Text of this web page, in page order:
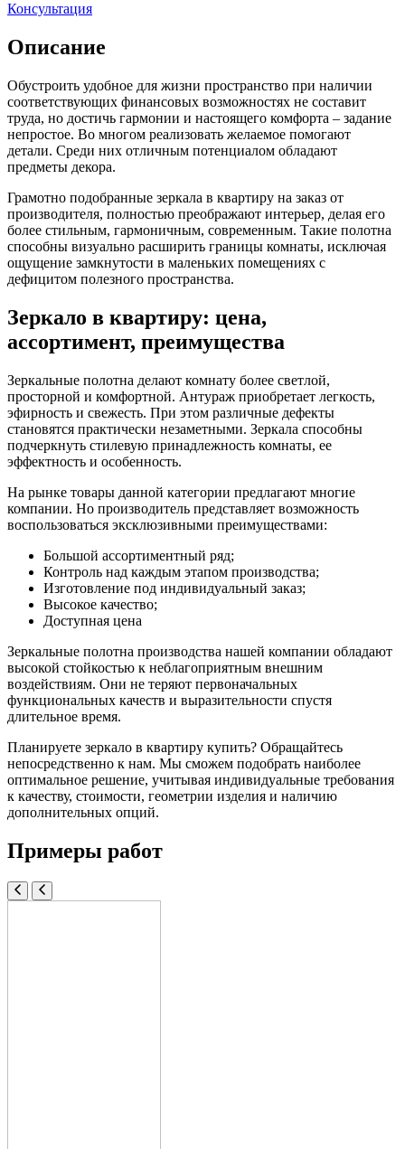
Консультация
Описание
Обустроить удобное для жизни пространство при наличии
соответствующих финансовых возможностях не составит
труда, но достичь гармонии и настоящего комфорта – задание
непростое. Во многом реализовать желаемое помогают
детали. Среди них отличным потенциалом обладают
предметы декора.
Грамотно подобранные зеркала в квартиру на заказ от
производителя, полностью преображают интерьер, делая его
более стильным, гармоничным, современным. Такие полотна
способны визуально расширить границы комнаты, исключая
ощущение замкнутости в маленьких помещениях с
дефицитом полезного пространства.
Зеркало в квартиру: цена,
ассортимент, преимущества
Зеркальные полотна делают комнату более светлой,
просторной и комфортной. Антураж приобретает легкость,
эфирность и свежесть. При этом различные дефекты
становятся практически незаметными. Зеркала способны
подчеркнуть стилевую принадлежность комнаты, ее
эффектность и особенность.
На рынке товары данной категории предлагают многие
компании. Но производитель представляет возможность
воспользоваться эксклюзивными преимуществами:
Большой ассортиментный ряд;
Контроль над каждым этапом производства;
Изготовление под индивидуальный заказ;
Высокое качество;
Доступная цена
Зеркальные полотна производства нашей компании обладают
высокой стойкостью к неблагоприятным внешним
воздействиям. Они не теряют первоначальных
функциональных качеств и выразительности спустя
длительное время.
Планируете зеркало в квартиру купить? Обращайтесь
непосредственно к нам. Мы сможем подобрать наиболее
оптимальное решение, учитывая индивидуальные требования
к качеству, стоимости, геометрии изделия и наличию
дополнительных опций.
Примеры работ